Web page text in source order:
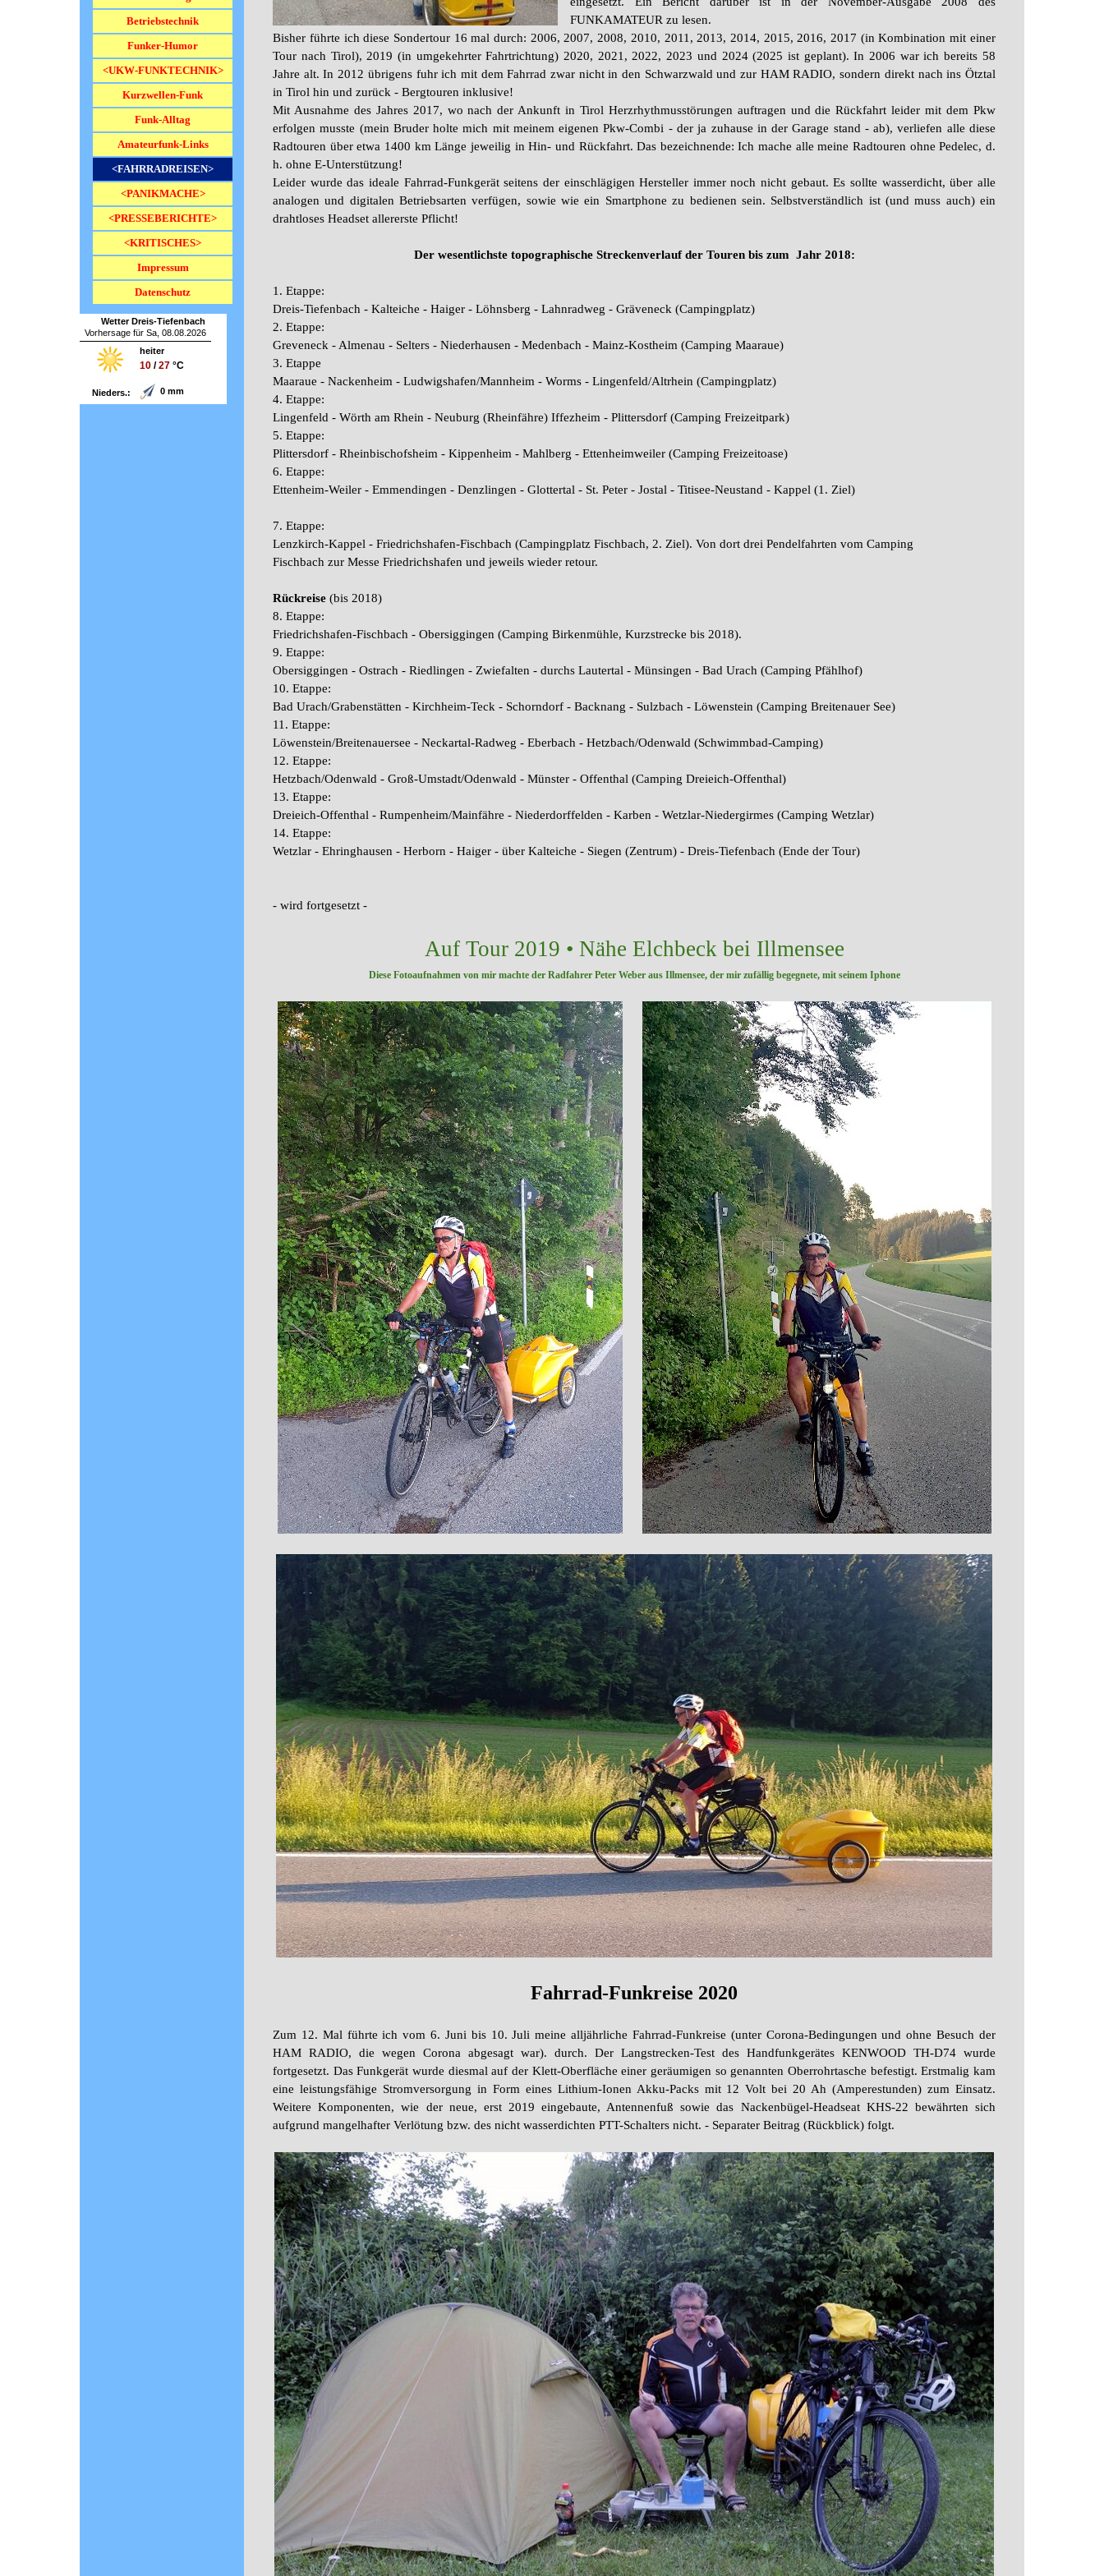
Betriebstechnik
Funker-Humor
<UKW-FUNKTECHNIK>
▼
Kurzwellen-Funk
Funk-Alltag
Amateurfunk-Links
<FAHRRADREISEN>
▼
<PANIKMACHE>
<PRESSEBERICHTE>
▼
<KRITISCHES>
Impressum
Datenschutz
Wetter Dreis-Tiefenbach
Vorhersage für Sa, 08.08.2026
heiter
10 /27 °C
Nieders.: 0 mm
FUNKAMATEUR zu lesen.
Bisher führte ich diese Sondertour 16 mal durch: 2006, 2007, 2008, 2010, 2011, 2013, 2014, 2015, 2016, 2017 (in Kombination mit einer
Tour nach Tirol), 2019 (in umgekehrter Fahrtrichtung) 2020, 2021, 2022, 2023 und 2024 (2025 ist geplant). In 2006 war ich bereits 58
Jahre alt. In 2012 übrigens fuhr ich mit dem Fahrrad zwar nicht in den Schwarzwald und zur HAM RADIO, sondern direkt nach ins Ötztal
in Tirol hin und zurück - Bergtouren inklusive!
Mit Ausnahme des Jahres 2017, wo nach der Ankunft in Tirol Herzrhythmusstörungen auftragen und die Rückfahrt leider mit dem Pkw
erfolgen musste (mein Bruder holte mich mit meinem eigenen Pkw-Combi - der ja zuhause in der Garage stand - ab), verliefen alle diese
Radtouren über etwa 1400 km Länge jeweilig in Hin- und Rückfahrt. Das bezeichnende: Ich mache alle meine Radtouren ohne Pedelec, d.
h. ohne E-Unterstützung!
Leider wurde das ideale Fahrrad-Funkgerät seitens der einschlägigen Hersteller immer noch nicht gebaut. Es sollte wasserdicht, über alle
analogen und digitalen Betriebsarten verfügen, sowie wie ein Smartphone zu bedienen sein. Selbstverständlich ist (und muss auch) ein
drahtloses Headset allererste Pflicht!
Der wesentlichste topographische Streckenverlauf der Touren bis zum Jahr 2018:
1. Etappe:
Dreis-Tiefenbach - Kalteiche - Haiger - Löhnsberg - Lahnradweg - Gräveneck (Campingplatz)
2. Etappe:
Greveneck - Almenau - Selters - Niederhausen - Medenbach - Mainz-Kostheim (Camping Maaraue)
3. Etappe
Maaraue - Nackenheim - Ludwigshafen/Mannheim - Worms - Lingenfeld/Altrhein (Campingplatz)
4. Etappe:
Lingenfeld - Wörth am Rhein - Neuburg (Rheinfähre) Iffezheim - Plittersdorf (Camping Freizeitpark)
5. Etappe:
Plittersdorf - Rheinbischofsheim - Kippenheim - Mahlberg - Ettenheimweiler (Camping Freizeitoase)
6. Etappe:
Ettenheim-Weiler - Emmendingen - Denzlingen - Glottertal - St. Peter - Jostal - Titisee-Neustand - Kappel (1. Ziel)
7. Etappe:
Lenzkirch-Kappel - Friedrichshafen-Fischbach (Campingplatz Fischbach, 2. Ziel). Von dort drei Pendelfahrten vom Camping
Fischbach zur Messe Friedrichshafen und jeweils wieder retour.
Rückreise (bis 2018)
8. Etappe:
Friedrichshafen-Fischbach - Obersiggingen (Camping Birkenmühle, Kurzstrecke bis 2018).
9. Etappe:
Obersiggingen - Ostrach - Riedlingen - Zwiefalten - durchs Lautertal - Münsingen - Bad Urach (Camping Pfählhof)
10. Etappe:
Bad Urach/Grabenstätten - Kirchheim-Teck - Schorndorf - Backnang - Sulzbach - Löwenstein (Camping Breitenauer See)
11. Etappe:
Löwenstein/Breitenauersee - Neckartal-Radweg - Eberbach - Hetzbach/Odenwald (Schwimmbad-Camping)
12. Etappe:
Hetzbach/Odenwald - Groß-Umstadt/Odenwald - Münster - Offenthal (Camping Dreieich-Offenthal)
13. Etappe:
Dreieich-Offenthal - Rumpenheim/Mainfähre - Niederdorffelden - Karben - Wetzlar-Niedergirmes (Camping Wetzlar)
14. Etappe:
Wetzlar - Ehringhausen - Herborn - Haiger - über Kalteiche - Siegen (Zentrum) - Dreis-Tiefenbach (Ende der Tour)
- wird fortgesetzt -
Auf Tour 2019 • Nähe Elchbeck bei Illmensee
Diese Fotoaufnahmen von mir machte der Radfahrer Peter Weber aus Illmensee, der mir zufällig begegnete, mit seinem Iphone
Fahrrad-Funkreise 2020
Zum 12. Mal führte ich vom 6. Juni bis 10. Juli meine alljährliche Fahrrad-Funkreise (unter Corona-Bedingungen und ohne Besuch der
HAM RADIO, die wegen Corona abgesagt war). durch. Der Langstrecken-Test des Handfunkgerätes KENWOOD TH-D74 wurde
fortgesetzt. Das Funkgerät wurde diesmal auf der Klett-Oberfläche einer geräumigen so genannten Oberrohrtasche befestigt. Erstmalig kam
eine leistungsfähige Stromversorgung in Form eines Lithium-Ionen Akku-Packs mit 12 Volt bei 20 Ah (Amperestunden) zum Einsatz.
Weitere Komponenten, wie der neue, erst 2019 eingebaute, Antennenfuß sowie das Nackenbügel-Headseat KHS-22 bewährten sich
aufgrund mangelhafter Verlötung bzw. des nicht wasserdichten PTT-Schalters nicht. - Separater Beitrag (Rückblick) folgt.